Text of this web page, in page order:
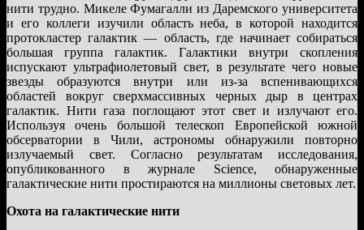
нити трудно. Микеле Фумагалли из Даремского университета
и его коллеги изучили область неба, в которой находится
протокластер галактик — область, где начинает собираться
большая группа галактик. Галактики внутри скопления
испускают ультрафиолетовый свет, в результате чего новые
звезды образуются внутри или из-за вспенивающихся
областей вокруг сверхмассивных черных дыр в центрах
галактик. Нити газа поглощают этот свет и излучают его.
Используя очень большой телескоп Европейской южной
обсерватории в Чили, астрономы обнаружили повторно
излучаемый свет. Согласно результатам исследования,
опубликованного в журнале Science, обнаруженные
галактические нити простираются на миллионы световых лет.
Охота на галактические нити